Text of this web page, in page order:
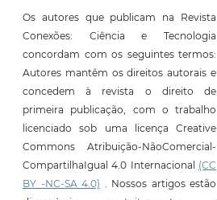
Os autores que publicam na Revista
Conexões: Ciência e Tecnologia
concordam com os seguintes termos:
Autores mantêm os direitos autorais e
concedem à revista o direito de
primeira publicação, com o trabalho
licenciado sob uma licença Creative
Commons Atribuição-NãoComercial-
CompartilhaIgual 4.0 Internacional (CC
BY -NC-SA 4.0) . Nossos artigos estão